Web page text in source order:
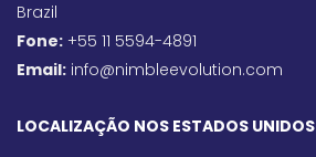
Brazil
Fone: +55 11 5594-4891
Email: info@nimbleevolution.com
LOCALIZAÇÃO NOS ESTADOS UNIDOS